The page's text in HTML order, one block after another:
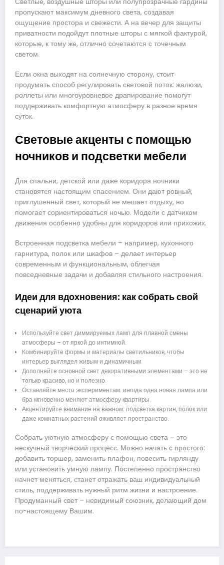
пропускают максимум дневного света, создавая
ощущение простора и свежести. А на вечер для защиты
приватности подойдут плотные шторы с мягкой фактурой,
которые, к тому же, отлично сочетаются с точечным
светом.
Если окна выходят на солнечную сторону, стоит
продумать способ регулировать световой поток: жалюзи,
роллеты или многоуровневое драпирование помогут
поддерживать комфортную атмосферу в разное время
суток.
Световые акценты с помощью
ночников и подсветки мебели
Для спальни, детской или даже коридора ночники
становятся настоящим спасением. Они дают ровный,
приглушенный свет, который не мешает отдыху, но
помогает сориентироваться ночью. Модели с датчиком
движения особенно удобны для коридоров или прихожих.
Встроенная подсветка мебели – например, кухонного
гарнитура, полок или шкафов – делает интерьер
современным и функциональным, облегчая
повседневные задачи и добавляя стильного настроения.
Идеи для вдохновения: как собрать свой
сценарий уюта
Используйте свет диммируемых ламп для плавной смены
атмосферы – от яркой до интимной.
Комбинируйте формы и материалы светильников, чтобы
интерьер выглядел живым и динамичным.
Дополняйте основной свет декоративными элементами – это не
только красиво, но и полезно.
Оставляйте место экспериментам: иногда одна новая лампа или
бра мгновенно меняют атмосферу квартиры.
Акцентируйте внимание на важном: подсветка картин, полок или
даже комнатных растений оживляет пространство.
Собрать уютную атмосферу с помощью света – это
нескучный творческий процесс. Можно начать с простого:
добавить торшер, заменить плафон, повесить гирлянду
или установить умную лампу. Постепенно пространство
начнет меняться, станет отражать ваш индивидуальный
стиль, поддерживать нужный ритм жизни и настроение.
Продуманный свет – невидимый союзник, делающий дом
по-настоящему Вашим.